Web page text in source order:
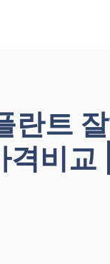
란트
비교